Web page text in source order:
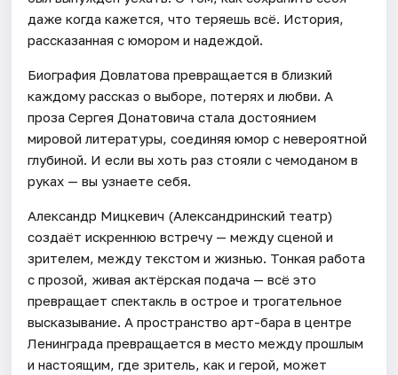
даже когда кажется, что теряешь всё. История,
рассказанная с юмором и надеждой.
Биография Довлатова превращается в близкий
каждому рассказ о выборе, потерях и любви. А
проза Сергея Донатовича стала достоянием
мировой литературы, соединяя юмор с невероятной
глубиной. И если вы хоть раз стояли с чемоданом в
руках — вы узнаете себя.
Александр Мицкевич (Александринский театр)
создаёт искреннюю встречу — между сценой и
зрителем, между текстом и жизнью. Тонкая работа
с прозой, живая актёрская подача — всё это
превращает спектакль в острое и трогательное
высказывание. А пространство арт-бара в центре
Ленинграда превращается в место между прошлым
и настоящим, где зритель, как и герой, может